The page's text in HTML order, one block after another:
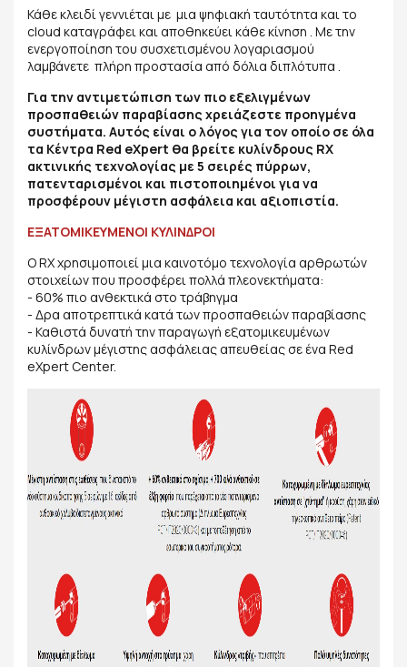
Κάθε κλειδί γεννιέται με μια ψηφιακή ταυτότητα και το
cloud καταγράφει και αποθηκεύει κάθε κίνηση . Με την
ενεργοποίηση του συσχετισμένου λογαριασμού
λαμβάνετε πλήρη προστασία από δόλια διπλότυπα .
Για την αντιμετώπιση των πιο εξελιγμένων
προσπαθειών παραβίασης χρειάζεστε προηγμένα
συστήματα. Αυτός είναι ο λόγος για τον οποίο σε όλα
τα Κέντρα Red eXpert θα βρείτε κυλίνδρους RX
ακτινικής τεχνολογίας με 5 σειρές πύρρων,
πατενταρισμένοι και πιστοποιημένοι για να
προσφέρουν μέγιστη ασφάλεια και αξιοπιστία.
ΕΞΑΤΟΜΙΚΕΥΜΕΝΟΙ ΚΥΛΙΝΔΡΟΙ
Ο RX χρησιμοποιεί μια καινοτόμο τεχνολογία αρθρωτών
στοιχείων που προσφέρει πολλά πλεονεκτήματα:
- 60% πιο ανθεκτικά στο τράβηγμα
- Δρα αποτρεπτικά κατά των προσπαθειών παραβίασης
- Καθιστά δυνατή την παραγωγή εξατομικευμένων
κυλίνδρων μέγιστης ασφάλειας απευθείας σε ένα Red
eXpert Center.